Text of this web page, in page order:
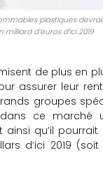
plastiques
d’euros d’ici 2019
de plus en
assurer leur
groupes
dans ce marché
ainsi qu’il
d’ici 2019